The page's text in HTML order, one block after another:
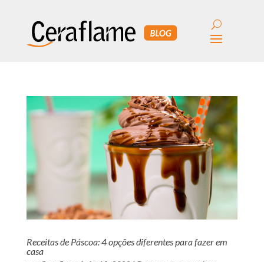
Receitas de Páscoa: 4 opções diferentes para fazer em
casa